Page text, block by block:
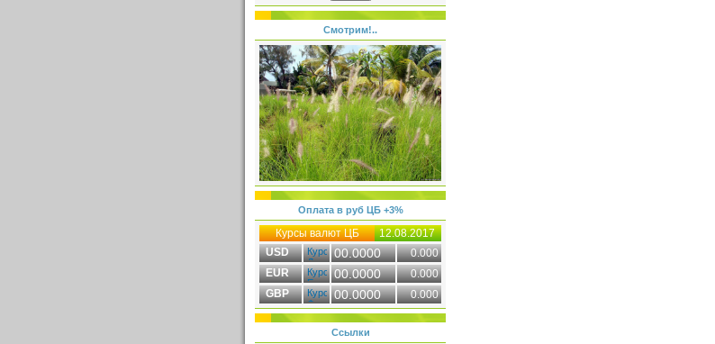
Смотрим!..
Оплата в руб ЦБ +3%
Курсы валют ЦБ
12.08.2017
USD
00.0000
0.000
EUR
00.0000
0.000
GBP
00.0000 0.000
Ссылки